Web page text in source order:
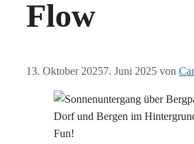
Flow
13. Oktober 20257. Juni 2025 von